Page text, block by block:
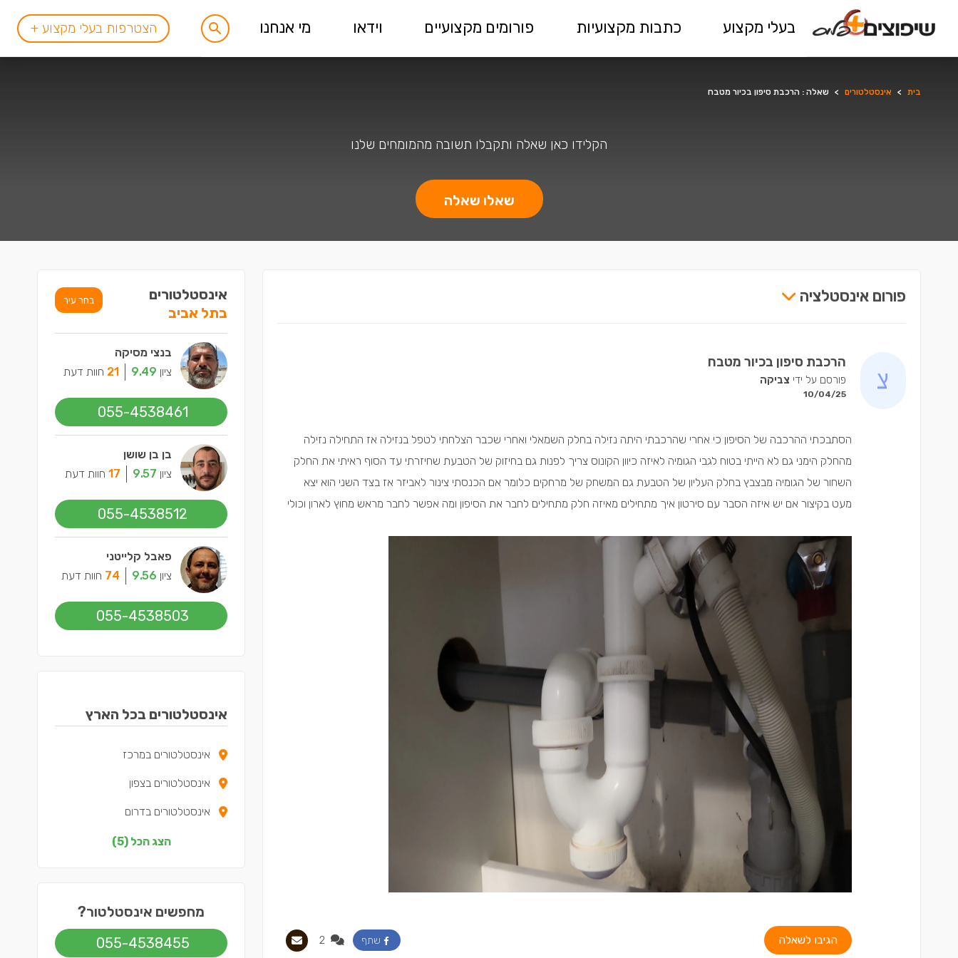
בעלי מקצוע כתבות מקצועיות פורומים מקצועיים וידאו מי אנחנו הצטרפות בעלי מקצוע +
בית > אינסטלטורים > שאלה : הרכבת סיפון בכיור מטבח
הקלידו כאן שאלה ותקבלו תשובה מהמומחים שלנו
שאלו שאלה
פורום אינסטלציה
הרכבת סיפון בכיור מטבח
פורסם על ידי צביקה
10/04/25
הסתבכתי ההרכבה של הסיפון כי אחרי שהרכבתי היתה נזילה בחלק השמאלי ואחרי שכבר הצלחתי לטפל בנזילה אז התחילה נזילה
מהחלק הימני גם לא הייתי בטוח לגבי הגומיה לאיזה כיוון הקונוס צריך לפנות גם בחיזוק של הטבעת שחיזרתי עד הסוף ראיתי את החלק
השחור של הגומיה מבצבץ בחלק העליון של הטבעת גם המשחק של מרחקים כלומר אם הכנסתי צינור לאביזר אז בצד השני הוא יצא
מעט בקיצור אם יש איזה הסבר עם סירטון איך מתחילים מאיזה חלק מתחילים לחבר את הסיפון ומה אפשר לחבר מראש מחוץ לארון וכולי
הגיבו לשאלה שתף
אינסטלטורים
בתל אביב
בחר עיר
בנצי מסיקה
ציון 9.49
21 חוות דעת
055-4538461
בן בן שושן
ציון 9.57
17 חוות דעת
055-4538512
פאבל קלייטני
ציון 9.56
74 חוות דעת
055-4538503
אינסטלטורים בכל הארץ
אינסטלטורים במרכז
אינסטלטורים בצפון
אינסטלטורים בדרום
אינסטלטורים בשפלה
אינסטלטורים בתל אביב
הצג הכל (5)
מחפשים אינסטלטור?
055-4538455